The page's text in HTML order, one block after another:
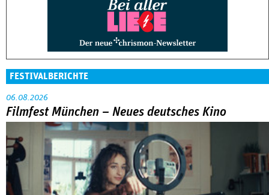
FESTIVALBERICHTE
06.08.2026
Filmfest München – Neues deutsches Kino